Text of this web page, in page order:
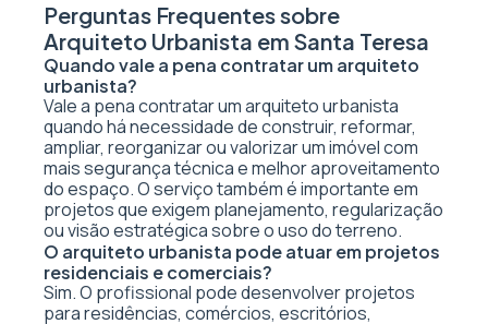
Perguntas Frequentes sobre
Arquiteto Urbanista em Santa Teresa
Quando vale a pena contratar um arquiteto
urbanista?
Vale a pena contratar um arquiteto urbanista
quando há necessidade de construir, reformar,
ampliar, reorganizar ou valorizar um imóvel com
mais segurança técnica e melhor aproveitamento
do espaço. O serviço também é importante em
projetos que exigem planejamento, regularização
ou visão estratégica sobre o uso do terreno.
O arquiteto urbanista pode atuar em projetos
residenciais e comerciais?
Sim. O profissional pode desenvolver projetos
para residências, comércios, escritórios,